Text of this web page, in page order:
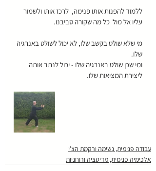
ללמוד להפנות אותו פנימה,  לרכז אותו ולשמור
עליו אל מול  כל מה שקורה סביבנו.
מי שלא שולט בקשב שלו, לא יכול לשולט באנרגיה
שלו.
ומי שכן שולט באנרגיה שלו - יכול לנתב אותה
ליצירת המציאות שלו.
עבודה פנימית, נשימה ורקמת הצ'י
אלכימיה פנימית, מדיטציה ורוחניות